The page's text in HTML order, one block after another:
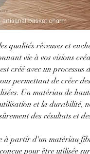
qualités rêveuses et
vie à vos visions
créé avec un
permettant de créer
Un matériau de
et la durabilité,
des résultats et
à partir d'un matériau
pour être utilisée